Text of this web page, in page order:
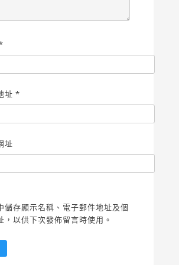
址 *
址
儲存顯示名稱、電子郵件地址及個
，以供下次發佈留言時使用。